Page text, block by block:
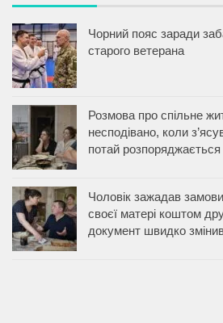
Чорний пояс заради
старого ветерана
Розмова про спільне
несподівано, коли
потай
Чоловік зажадав
своєї матері коштом
документ швидко